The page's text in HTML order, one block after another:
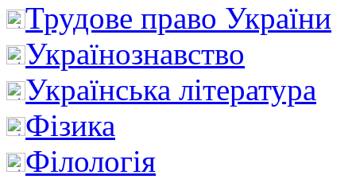
Трудове право України
Українознавство
Українська література
Фізика
Філологія